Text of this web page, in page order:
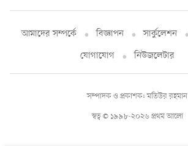
আমাদের সম্পর্কে বিজ্ঞাপন সার্কুলেশন
যোগাযোগ
নিউজলেটার
স্বত্ব © ১৯৯৮-২০২৬ প্রথম আলো
সম্পাদক ও প্রকাশক: মতিউর রহমান